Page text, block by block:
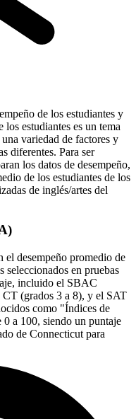
de los estudiantes y
estudiantes es un tema
variedad de factores y
diferentes. Para ser
los datos de desempeño,
de los estudiantes de los
de inglés/artes del
el desempeño promedio de
seleccionados en pruebas
incluido el SBAC
(grados 3 a 8), y el SAT
como "Índices de
0 a 100, siendo un puntaje
de Connecticut para